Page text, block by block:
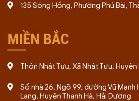
135 Sóng Hồng, Phường Phú Bài,
MIỀN BẮC
Thôn Nhật Tựu, Xã Nhật Tựu, Huyện
Số nhà 26, Ngõ 99, đường Vũ Mạnh
Lang, Huyện Thanh Hà, Hải Dương